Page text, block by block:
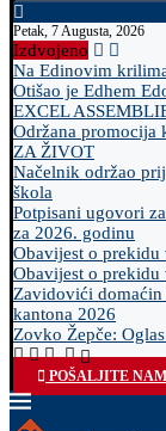
Petak, 7 Augusta, 2026
Izdvojeno
Na Edinovim
Otišao je Edhem
EXCEL
Održana promocija
ZA ŽIVOT
Načelnik održao
škola
Potpisani ugovori
za 2026. godinu
Obavijest o prekidu
Obavijest o prekidu
Zavidovići
kantona 2026
Zovko Žepče:
POŠALJITE